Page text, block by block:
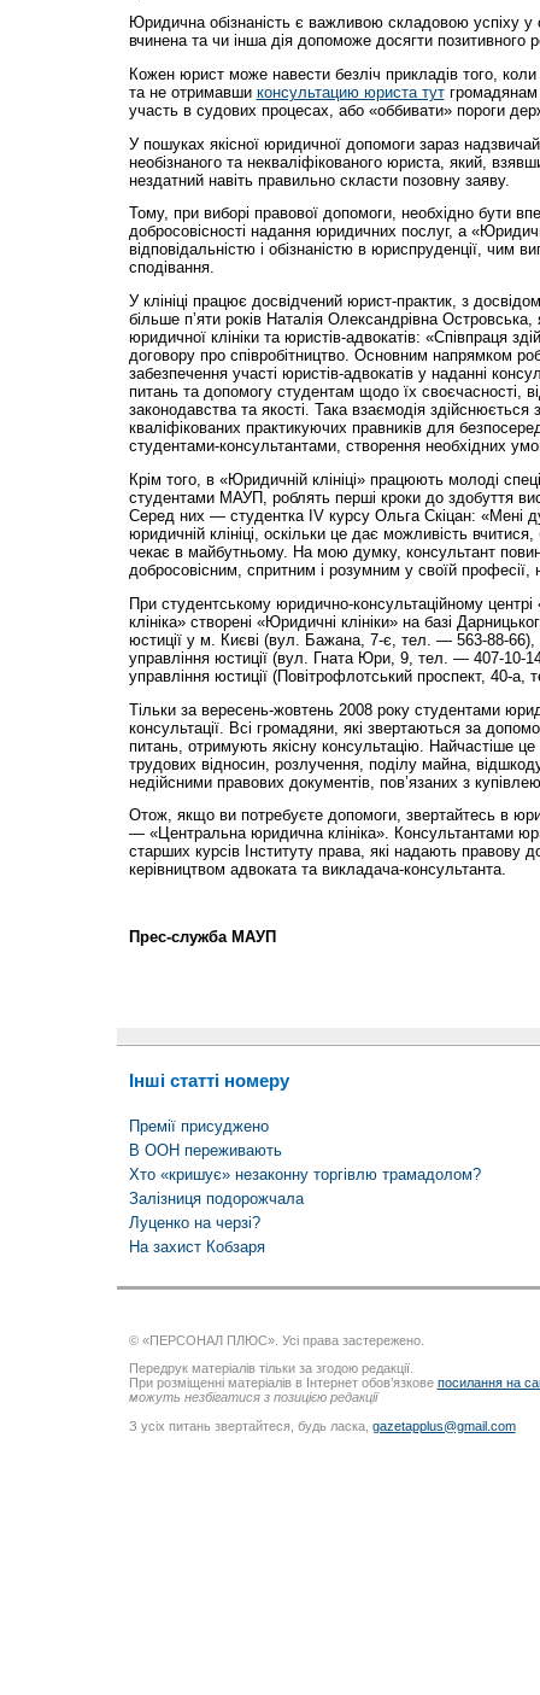
Юридична обізнаність є важливою складовою успіху у
вчинена та чи інша дія допоможе досягти позитивного
Кожен юрист може навести безліч прикладів того, коли
та не отримавши консультацию юриста тутгромадянам
участь в судових процесах, або «оббивати» пороги
У пошуках якісної юридичної допомоги зараз
необізнаного та некваліфікованого юриста, який,
нездатний навіть правильно скласти позовну заяву.
Тому, при виборі правової допомоги, необхідно бути
добросовісності надання юридичних послуг, а
відповідальністю і обізнаністю в юриспруденції, чим
сподівання.
У клініці працює досвідчений юрист-практик, з
більше п’яти років Наталія Олександрівна
юридичної клініки та юристів-адвокатів: «Співпраця
договору про співробітництво. Основним напрямком
забезпечення участі юристів-адвокатів у наданні
питань та допомогу студентам щодо їх своєчасності,
законодавства та якості. Така взаємодія здійснюється
кваліфікованих практикуючих правників для
студентами-консультантами, створення необхідних
Крім того, в «Юридич­ній клініці» працюють молоді
студентами МАУП, роблять перші кроки до здобуття
Серед них — студентка ІV курсу Ольга Скіцан: «Мені
юридичній клініці, оскільки це дає можливість
чекає в майбутньому. На мою думку, консультант
добросовісним, спритним і розумним у своїй
При студентському юридич­но-консультаційному
клініка» створені «Юридичні клініки» на базі
юстиції у м. Києві (вул. Бажана, 7-є, тел. — 563-88-66),
управління юстиції (вул. Гната Юри, 9, тел. — 407-10-
управління юстиції (Повітрофлотський проспект, 40-
Тільки за вересень-жовтень 2008 року студентами
консультації. Всі громадяни, які звертаються за
питань, отримують якісну консультацію. Найчастіше це
трудових відносин, розлучення, поділу майна,
недійсними правових документів, пов’язаних з
Отож, якщо ви потребуєте допомоги, звертайтесь в
— «Центральна юридична клініка». Консультантами
старших курсів Інституту права, які надають правову
керівництвом адвоката та викладача-консультанта.
Прес-служба МАУП
Інші статті номеру
Премії присуджено
В ООН переживають
Хто «кришує» незаконну торгівлю трамадолом?
Залізниця подорожчала
Луценко на черзі?
На захист Кобзаря
© «ПЕРСОНАЛ ПЛЮС». Усі права застережено.
Передрук матеріалів тільки за згодою редакції.
При розміщенні матеріалів в Інтернет обов’язкове посилання на
можуть незбігатися з позицією редакції
З усіх питань звертайтеся, будь ласка, gazetapplus@gmail.com